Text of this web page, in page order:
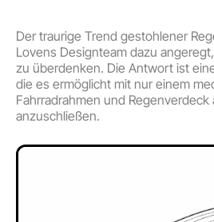
Der traurige Trend gestohlener
Lovens Designteam dazu
zu überdenken. Die Antwort ist
die es ermöglicht mit nur einem
Fahrradrahmen und
anzuschließen.